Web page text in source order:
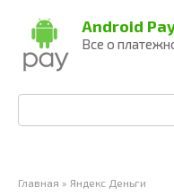
контенту
Android
Все о
Главная » Яндекс Деньги